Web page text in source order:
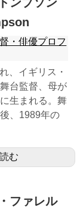
・俳優プロフ
、イギリス・
台監督、母が
生まれる。舞
、1989年の
む
ファレル